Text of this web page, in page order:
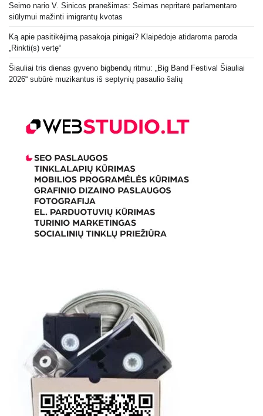
Seimo nario V. Sinicos pranešimas: Seimas nepritarė parlamentaro
siūlymui mažinti imigrantų kvotas
Ką apie pasitikėjimą pasakoja pinigai? Klaipėdoje atidaroma paroda
„Rinkti(s) vertę“
Šiauliai tris dienas gyveno bigbendų ritmu: „Big Band Festival Šiauliai
2026“ subūrė muzikantus iš septynių pasaulio šalių